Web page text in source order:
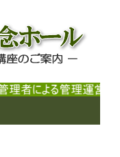
ホール
内